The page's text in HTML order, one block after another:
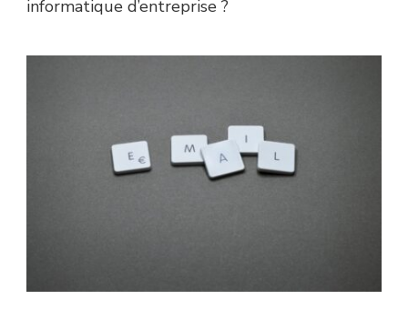
informatique d’entreprise ?